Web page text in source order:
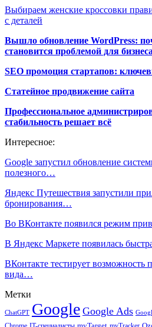
Выбираем женские кроссовки
с деталей
Вышло обновление WordPress:
становится проблемой для бизнеса
SEO промоция стартапов:
Статейное продвижение сайта
Профессиональное
стабильность решает всё
Интересное:
Google запустил обновление
полезного…
Яндекс Путешествия запустили
бронирования…
Во ВКонтакте появился режим
В Яндекс Маркете появилась
ВКонтакте тестирует возможность
вида…
Метки
ChatGPT Google Google Ads